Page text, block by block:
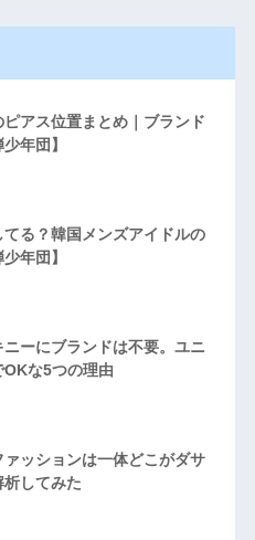
アス位置まとめ｜ブランド
年団】
る？韓国メンズアイドルの
年団】
ーにブランドは不要。ユニ
な5つの理由
ッションは一体どこがダサ
してみた